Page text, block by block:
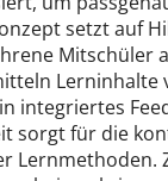
setzt auf
Mitschüler
Lerninhalte
integriertes
sorgt für die
Lernmethoden.